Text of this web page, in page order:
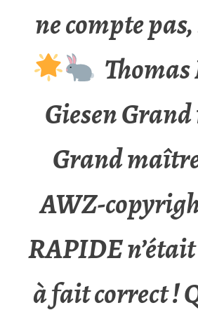
ne compte
Giesen
Grand
AWZ-
RAPIDE
à fait correct !